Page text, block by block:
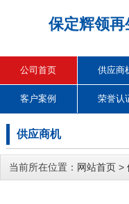
保定辉领再
公司首页 供应商
客户案例 荣誉认
供应商机
当前所在位置： 网站首页 >